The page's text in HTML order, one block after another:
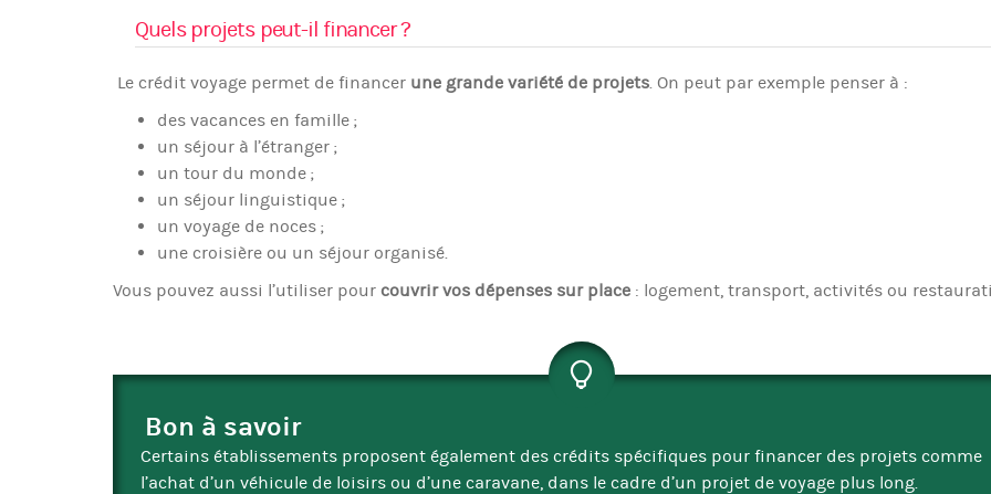
Quels projets peut-il financer ?
Le crédit voyage permet de financer une grande variété de projets . On peut par exemple penser à :
des vacances en famille ;
un séjour à l’étranger ;
un tour du monde ;
un séjour linguistique ;
un voyage de noces ;
une croisière ou un séjour organisé.
Vous pouvez aussi l’utiliser pour couvrir vos dépenses sur place : logement, transport, activités ou
Bon à savoir
Certains établissements proposent également des crédits spécifiques pour financer des projets comme
l’achat d’un véhicule de loisirs ou d’une caravane, dans le cadre d’un projet de voyage plus long.